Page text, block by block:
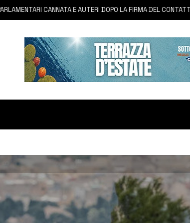
CANNATA E AUTERI DOPO LA FIRMA DEL CONTATTO PER IL